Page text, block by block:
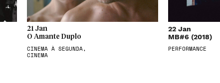
21 Jan
O Amante Duplo
CINEMA À SEGUNDA,
CINEMA
22 Jan
MB#6 (2018)
PERFORMANCE